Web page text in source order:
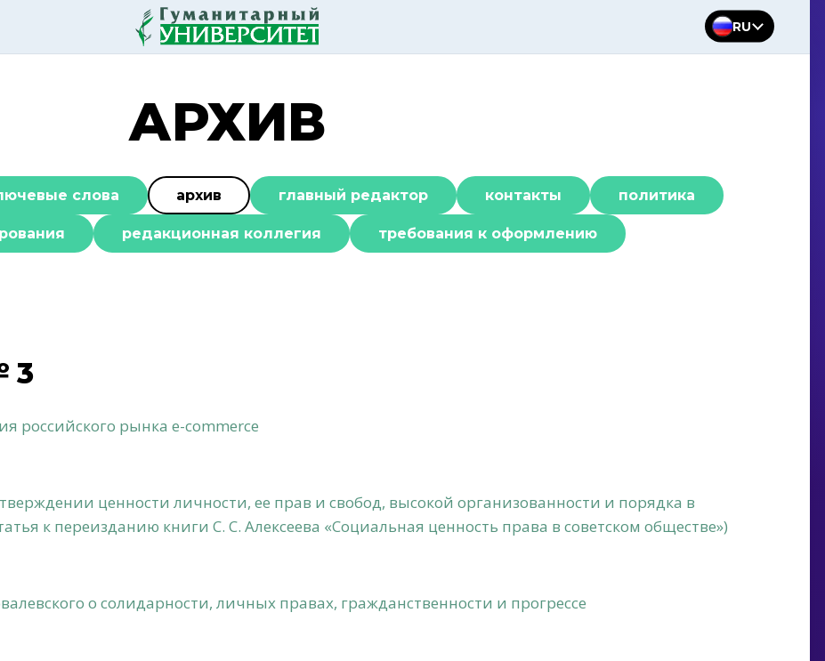
RU
АРХИВ
слова архив главный редактор контакты политика
редакционная коллегия требования к оформлению
3
российского рынка e-commerce
ценности личности, ее прав и свобод, высокой организованности и порядка в
к переизданию книги С. С. Алексеева «Социальная ценность права в советском обществе»)
о солидарности, личных правах, гражданственности и прогрессе